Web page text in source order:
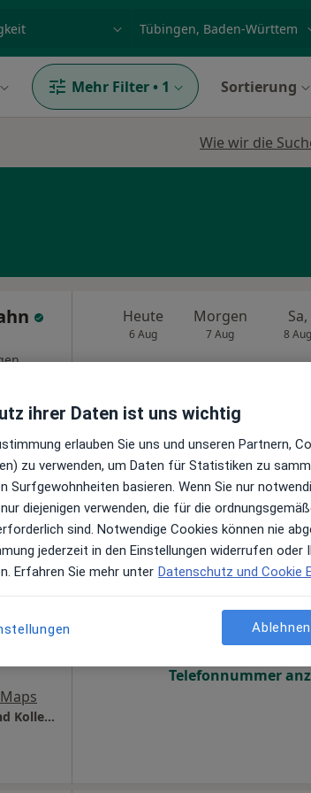
Mehr Filter • 1 Sortierung
Wie wir die
Maps
Heute
6 Aug
Morgen
7 Aug
Sa,
8 Aug
Telefonnummer
Zahnarztpraxis Dr.med.dent. Uwe Walker und Kollegen
Heute Morgen Sa,
Online-Terminbuchung
Telefonnummer
ihrer Daten ist uns wichtig
erlauben Sie uns und unseren Partnern,
zu verwenden, um Daten für Statistiken zu
Surfgewohnheiten basieren. Wenn Sie nur
diejenigen verwenden, die für die
sind. Notwendige Cookies können nie
jederzeit in den Einstellungen widerrufen oder
Erfahren Sie mehr unter Datenschutz und Cookie
Ablehnen